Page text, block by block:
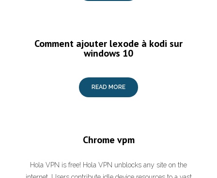
Comment ajouter lexode à kodi sur
windows 10
READ MORE
Chrome vpm
Hola VPN is free! Hola VPN unblocks any site on the